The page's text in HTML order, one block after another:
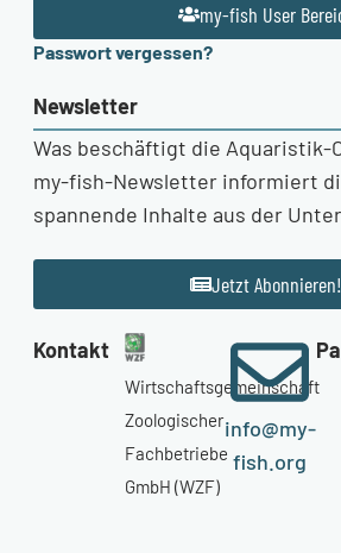
my-fish User
Passwort vergessen?
Newsletter
Was beschäftigt die Aquaristik-
my-fish-Newsletter informiert
spannende Inhalte aus der
Jetzt Abonnieren!
Kontakt
Wirtschaftsgemeinschaft
Zoologischer
Fachbetriebe
GmbH (WZF)
info@my-
fish.org